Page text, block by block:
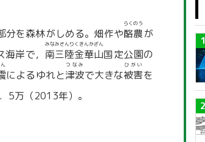
分を森林がしめる。畑作や酪農
らくのう
が
岸で， 南三陸金華山
みなみさんりくきんかざん
国定公園の
によるゆれと津波
つなみ
で大きな被害
ひがい
を
5万（2013年）。